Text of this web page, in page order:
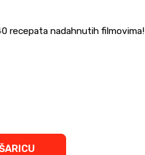
recepata nadahnutih filmovima!